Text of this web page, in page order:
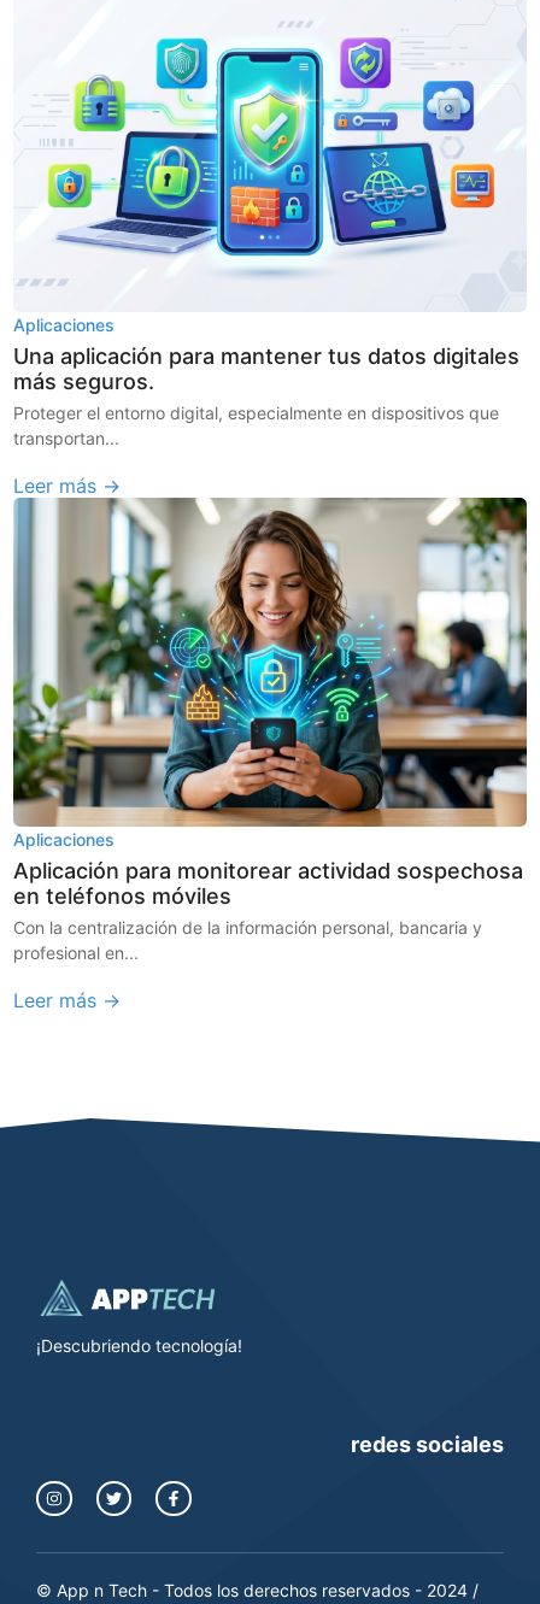
Aplicaciones
Una aplicación para mantener tus datos digitales
más seguros.
Proteger el entorno digital, especialmente en dispositivos que
transportan...
Leer más →
Aplicaciones
Aplicación para monitorear actividad sospechosa
en teléfonos móviles
Con la centralización de la información personal, bancaria y
profesional en...
Leer más →
¡Descubriendo tecnología!
redes sociales
© App n Tech - Todos los derechos reservados - 2024 /